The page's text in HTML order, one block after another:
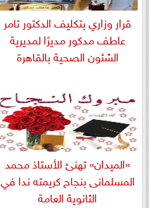
قرار وزاري بتكليف الدكتور تامر
عاطف مدكور مديرًا لمديرية
الشئون الصحية بالقاهرة
«الميدان» تهنئ الأستاذ محمد
المسلمانى بنجاح كريمته ندا في
الثانوية العامة